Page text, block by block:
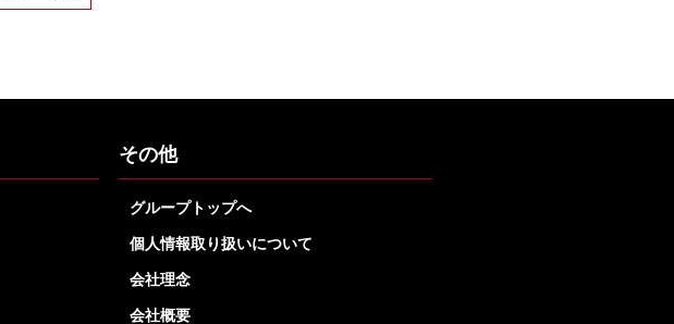
その他
グループトップへ
個人情報取り扱いについて
会社理念
会社概要